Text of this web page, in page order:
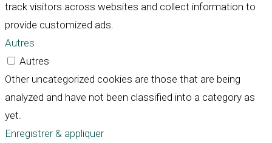
track visitors across websites and collect information to
provide customized ads.
Autres
Autres
Other uncategorized cookies are those that are being
analyzed and have not been classified into a category as
yet.
Enregistrer & appliquer